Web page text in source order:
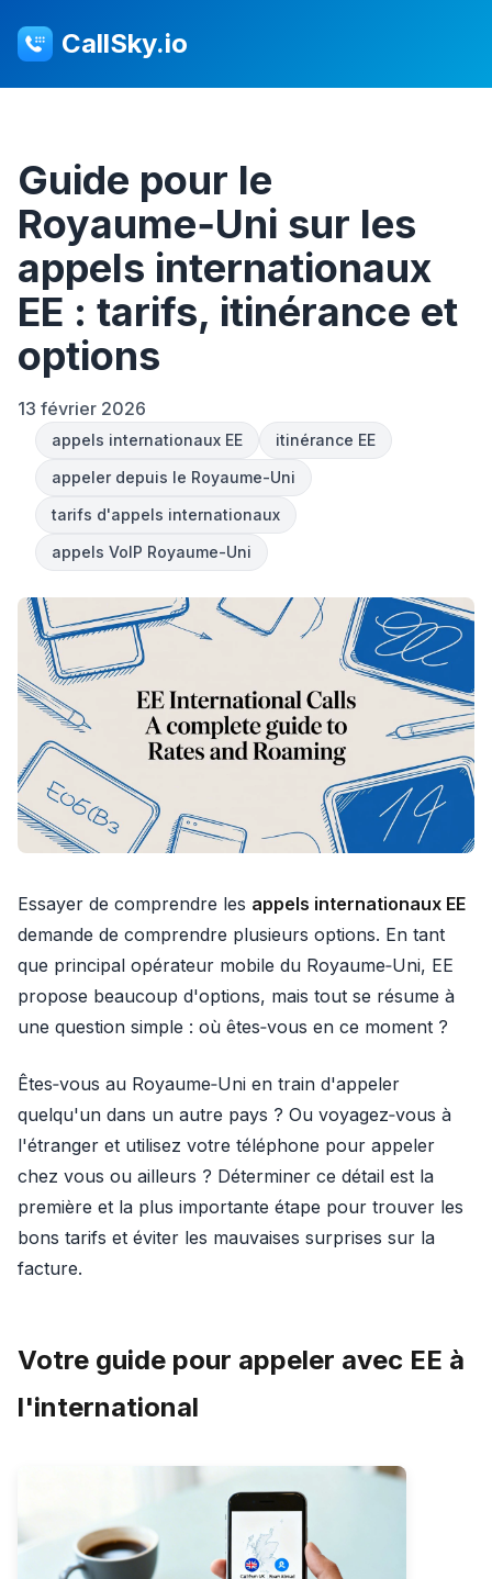
CallSky.io
Guide pour le
Royaume‑Uni sur les
appels internationaux
EE : tarifs, itinérance et
options
13 février 2026
appels internationaux EE
itinérance EE
appeler depuis le Royaume-Uni
tarifs d'appels internationaux
appels VoIP Royaume-Uni
Essayer de comprendre les appels internationaux EE
demande de comprendre plusieurs options. En tant
que principal opérateur mobile du Royaume‑Uni, EE
propose beaucoup d'options, mais tout se résume à
une question simple : où êtes‑vous en ce moment ?
Êtes‑vous au Royaume‑Uni en train d'appeler
quelqu'un dans un autre pays ? Ou voyagez‑vous à
l'étranger et utilisez votre téléphone pour appeler
chez vous ou ailleurs ? Déterminer ce détail est la
première et la plus importante étape pour trouver les
bons tarifs et éviter les mauvaises surprises sur la
facture.
Votre guide pour appeler avec EE à
l'international